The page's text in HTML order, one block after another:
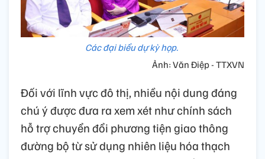
Các đại biểu dự kỳ họp.
Ảnh: Văn Điệp - TTXVN
Đối với lĩnh vực đô thị, nhiều nội dung đáng
chú ý được đưa ra xem xét như chính sách
hỗ trợ chuyển đổi phương tiện giao thông
đường bộ từ sử dụng nhiên liệu hóa thạch